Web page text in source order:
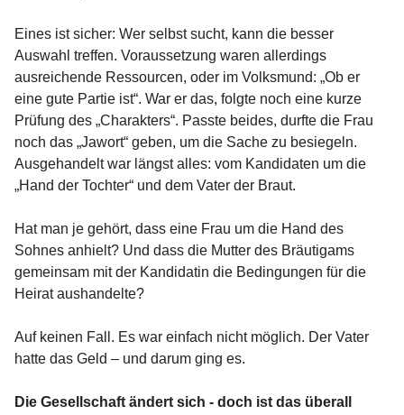
Eines ist sicher: Wer selbst sucht, kann die besser
Auswahl treffen. Voraussetzung waren allerdings
ausreichende Ressourcen, oder im Volksmund: „Ob er
eine gute Partie ist“. War er das, folgte noch eine kurze
Prüfung des „Charakters“. Passte beides, durfte die Frau
noch das „Jawort“ geben, um die Sache zu besiegeln.
Ausgehandelt war längst alles: vom Kandidaten um die
„Hand der Tochter“ und dem Vater der Braut.
Hat man je gehört, dass eine Frau um die Hand des
Sohnes anhielt? Und dass die Mutter des Bräutigams
gemeinsam mit der Kandidatin die Bedingungen für die
Heirat aushandelte?
Auf keinen Fall. Es war einfach nicht möglich. Der Vater
hatte das Geld – und darum ging es.
Die Gesellschaft ändert sich - doch ist das überall